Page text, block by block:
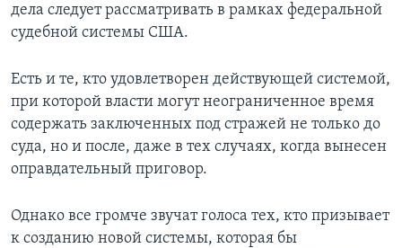
дела следует рассматривать в рамках федеральной
судебной системы США.
Есть и те, кто удовлетворен действующей системой,
при которой власти могут неограниченное время
содержать заключенных под стражей не только до
суда, но и после, даже в тех случаях, когда вынесен
оправдательный приговор.
Однако все громче звучат голоса тех, кто призывает
к созданию новой системы, которая бы